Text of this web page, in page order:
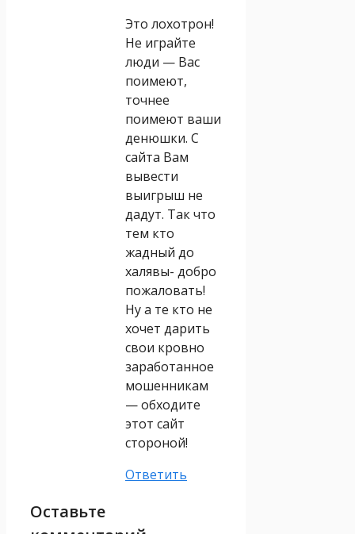
Это лохотрон!
Не играйте
люди — Вас
поимеют,
точнее
поимеют ваши
денюшки. С
сайта Вам
вывести
выигрыш не
дадут. Так что
тем кто
жадный до
халявы- добро
пожаловать!
Ну а те кто не
хочет дарить
свои кровно
заработанное
мошенникам
— обходите
этот сайт
стороной!
Ответить
Оставьте